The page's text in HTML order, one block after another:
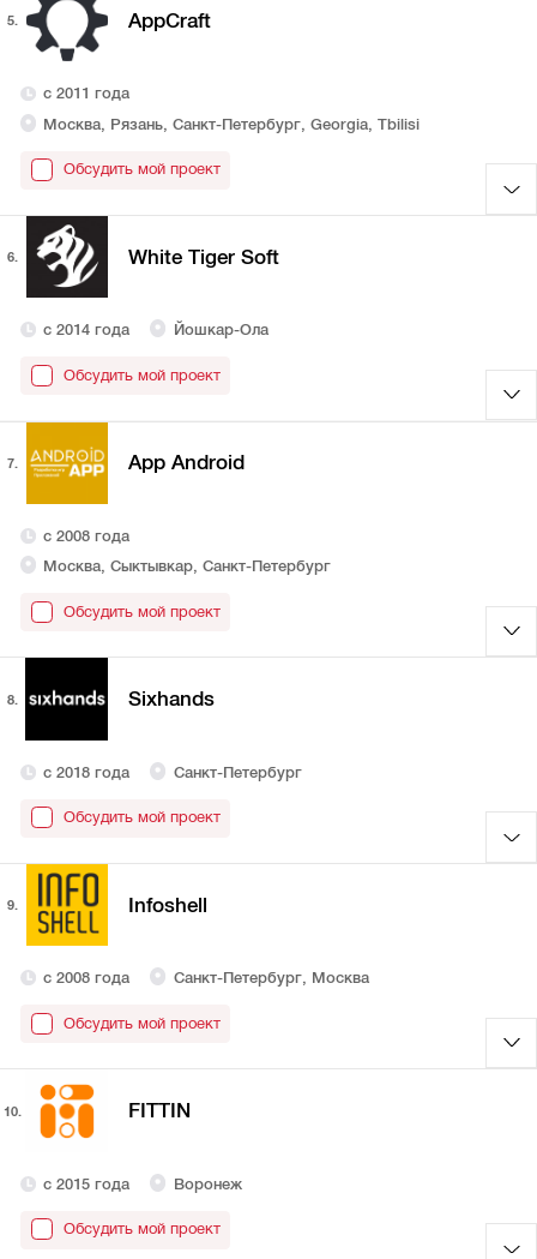
5. AppCraft
с 2011 года
Москва, Рязань, Санкт-Петербург, Georgia, Tbilisi
Обсудить мой проект
6. White Tiger Soft
с 2014 года Йошкар-Ола
Обсудить мой проект
7. App Android
с 2008 года
Москва, Сыктывкар, Санкт-Петербург
Обсудить мой проект
8. Sixhands
с 2018 года Санкт-Петербург
Обсудить мой проект
9. Infoshell
с 2008 года Санкт-Петербург, Москва
Обсудить мой проект
10. FITTIN
с 2015 года Воронеж
Обсудить мой проект